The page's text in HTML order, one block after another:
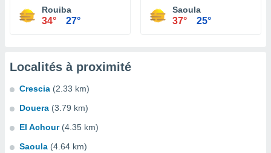
Rouiba
34° 27°
Saoula
37° 25°
Localités à proximité
Crescia (2.33 km)
Douera (3.79 km)
El Achour (4.35 km)
Saoula (4.64 km)